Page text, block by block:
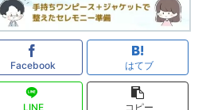
Facebook はてブ
LINE コピー